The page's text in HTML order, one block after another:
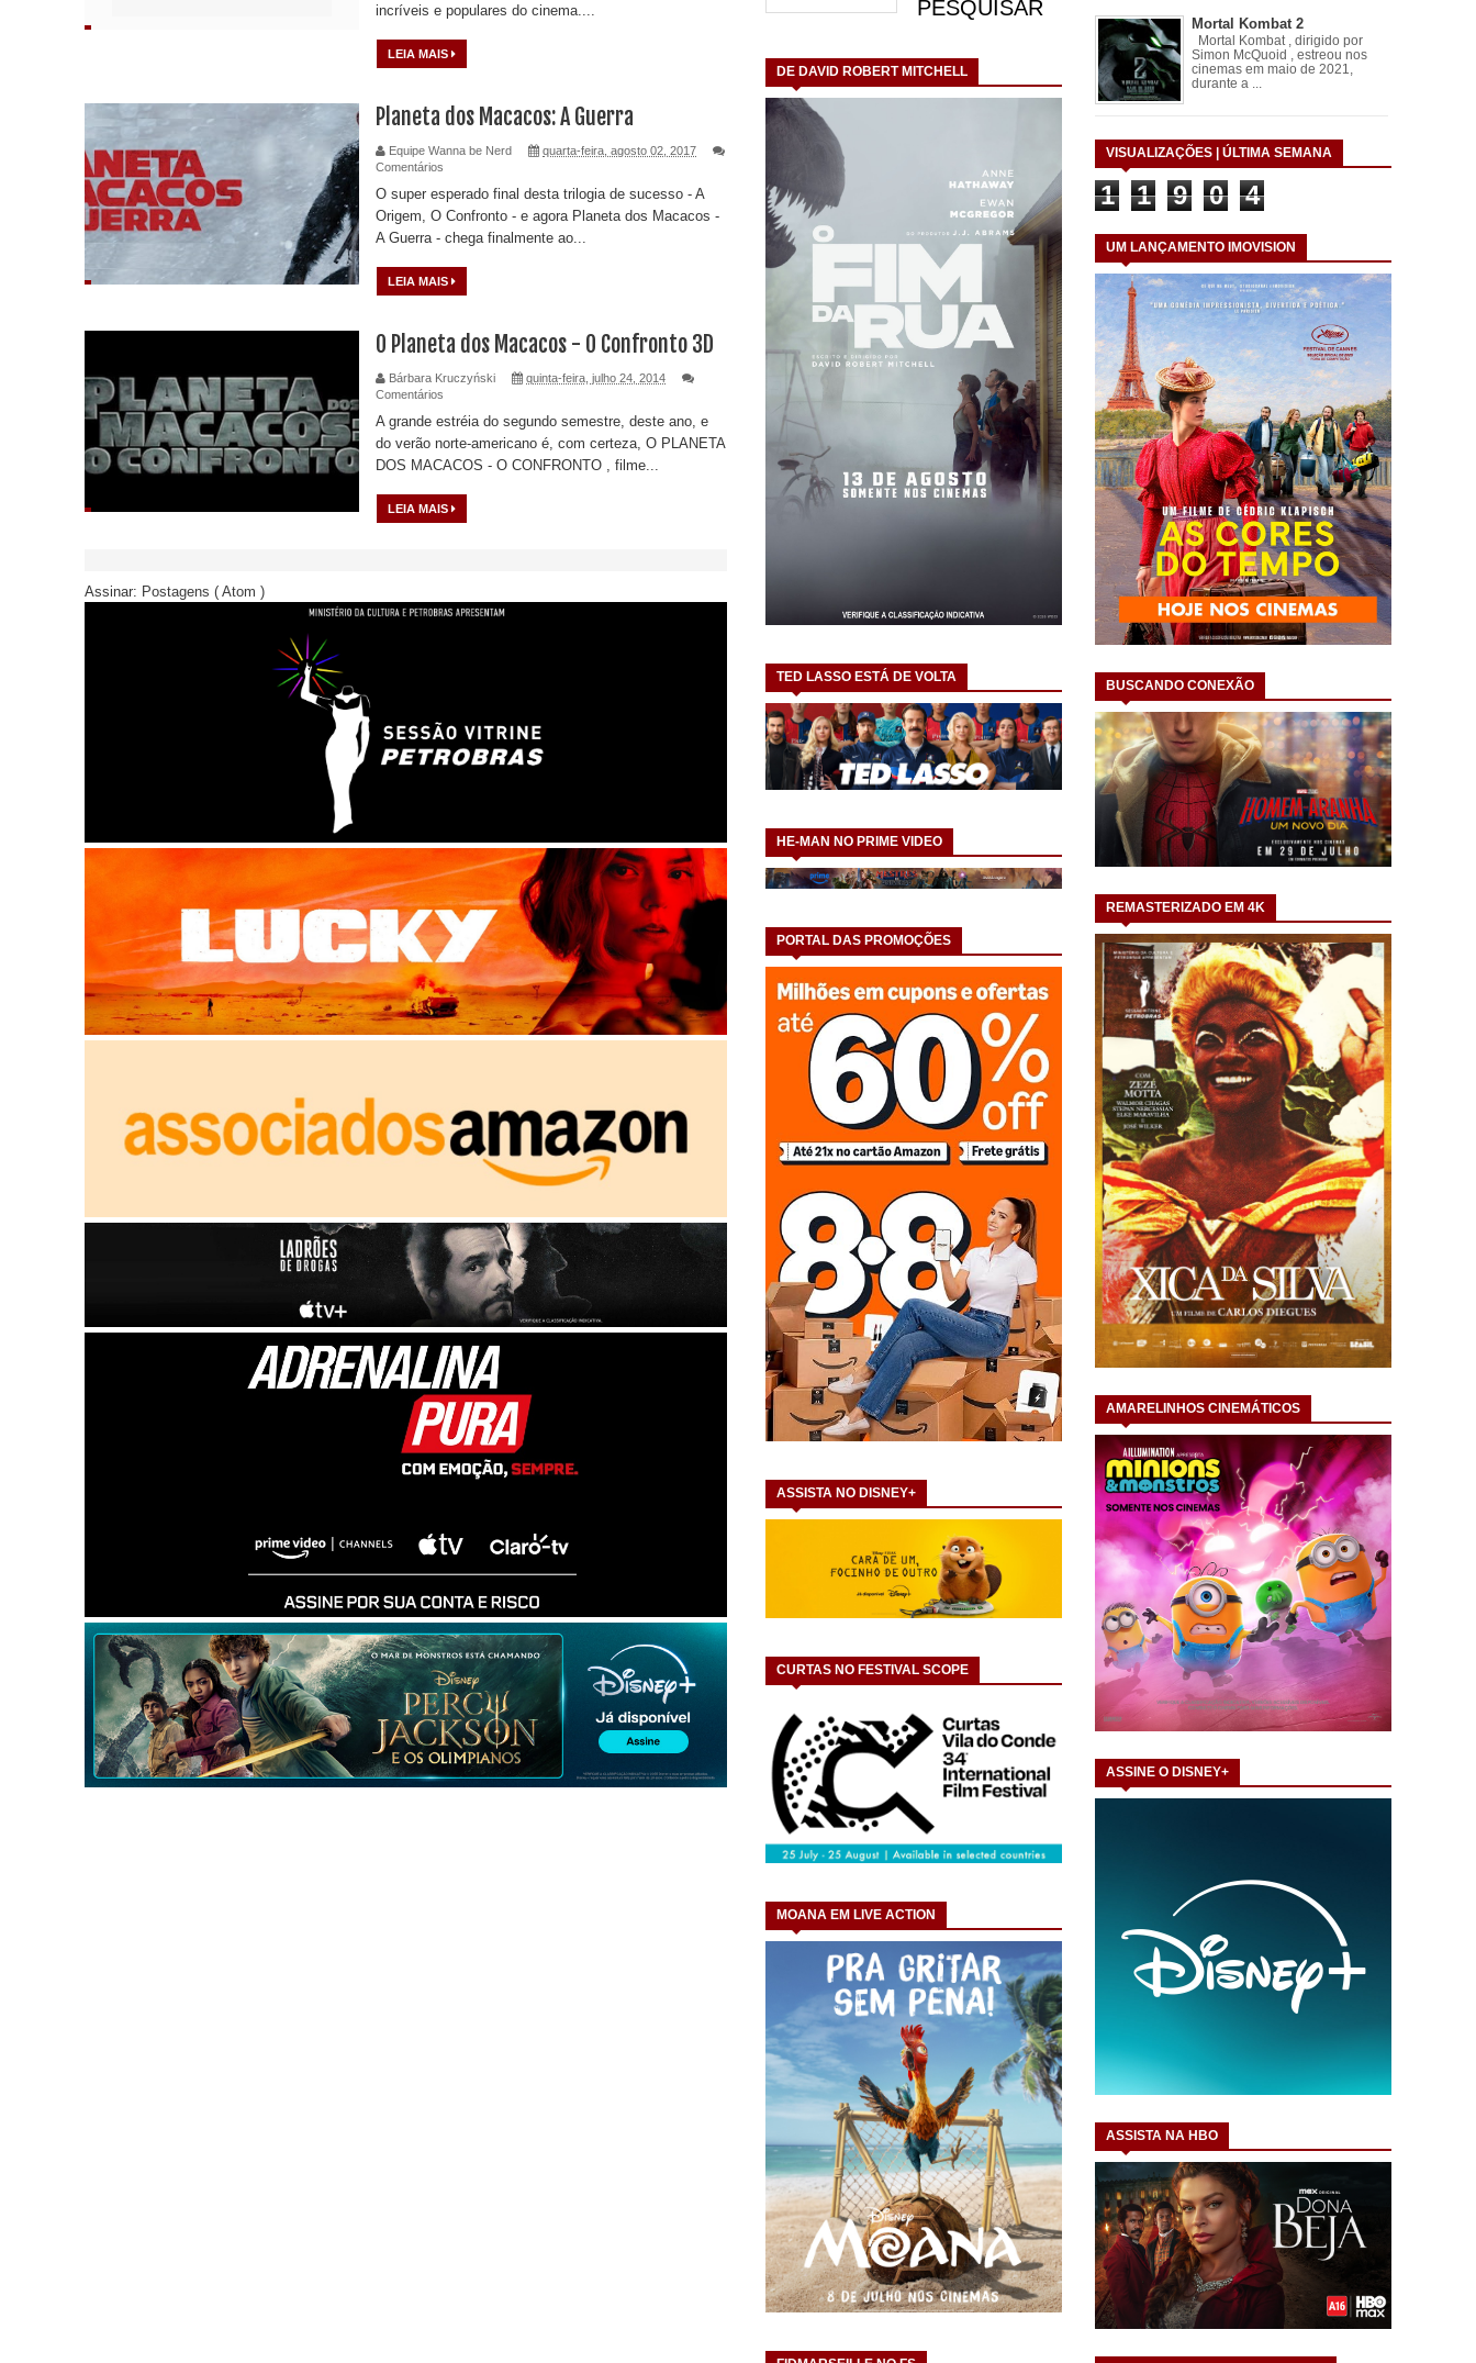
DE DAVID ROBERT MITCHELL
TED LASSO ESTÁ DE VOLTA
HE-MAN NO PRIME VIDEO
PORTAL DAS PROMOÇÕES
ASSISTA NO DISNEY+
CURTAS NO FESTIVAL SCOPE
MOANA EM LIVE ACTION
incríveis e populares do cinema....
LEIA MAIS
Planeta dos Macacos: A Guerra
Equipe Wanna be Nerd
quarta-feira, agosto 02, 2017
Comentários
O super esperado final desta trilogia de sucesso - A
Origem, O Confronto - e agora Planeta dos Macacos -
A Guerra - chega finalmente ao...
LEIA MAIS
O Planeta dos Macacos - O Confronto 3D
Bárbara Kruczyński
quinta-feira, julho 24, 2014
Comentários
A grande estréia do segundo semestre, deste ano, e
do verão norte-americano é, com certeza, O PLANETA
DOS MACACOS - O CONFRONTO , filme...
LEIA MAIS
Assinar: Postagens ( Atom )
Mortal Kombat 2
Mortal Kombat , dirigido por
Simon McQuoid , estreou nos
cinemas em maio de 2021,
durante a ...
VISUALIZAÇÕES | ÚLTIMA SEMANA
1 1 9 0 4
UM LANÇAMENTO IMOVISION
BUSCANDO CONEXÃO
REMASTERIZADO EM 4K
AMARELINHOS CINEMÁTICOS
ASSINE O DISNEY+
ASSISTA NA HBO